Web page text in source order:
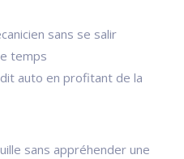
sans se salir
temps
auto en profitant de la
sans appréhender une